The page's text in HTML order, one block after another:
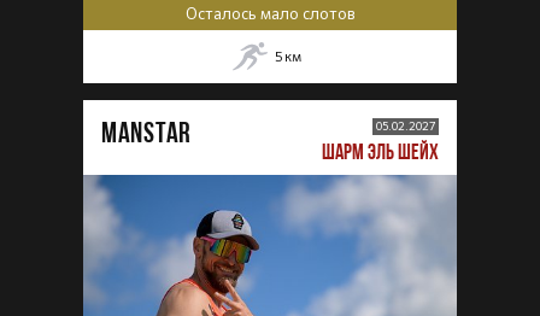
Осталось мало слотов
5 км
MANSTAR 05.02.2027
ШАРМ ЭЛЬ ШЕЙХ